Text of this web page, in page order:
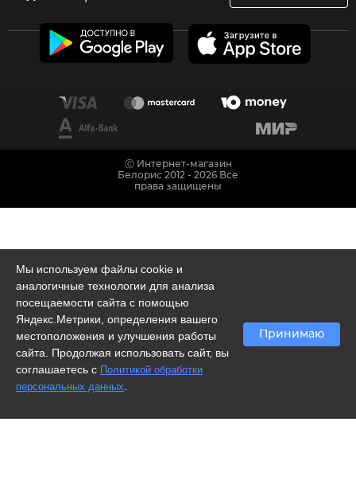
Мы используем файлы cookie и
аналогичные технологии для анализа
посещаемости сайта с помощью
Яндекс.Метрики, определения вашего
местоположения и улучшения работы
сайта. Продолжая использовать сайт, вы
соглашаетесь с Политикой обработки
персональных данных
Принимаю
Ⓒ Интернет-магазин
Белорис 2012 - 2026 Все
права защищены